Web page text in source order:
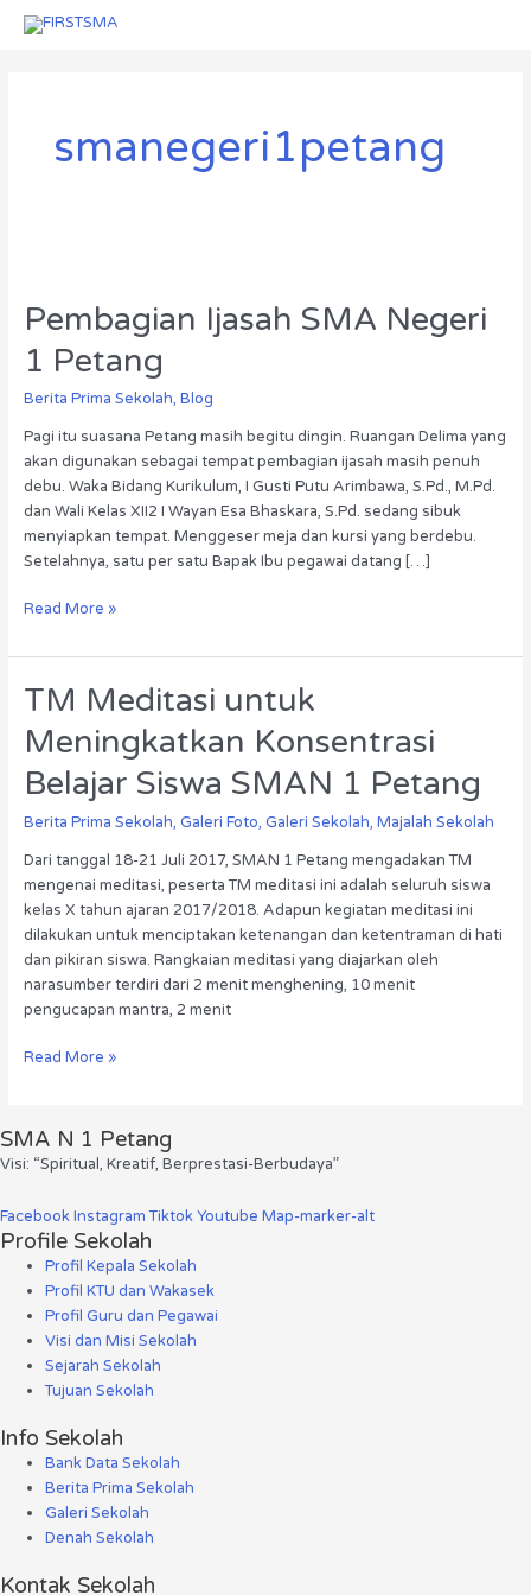
smanegeri1petang
Pembagian Ijasah SMA Negeri
1 Petang
Berita Prima Sekolah, Blog
Pagi itu suasana Petang masih begitu dingin. Ruangan Delima yang
akan digunakan sebagai tempat pembagian ijasah masih penuh
debu. Waka Bidang Kurikulum, I Gusti Putu Arimbawa, S.Pd., M.Pd.
dan Wali Kelas XII2 I Wayan Esa Bhaskara, S.Pd. sedang sibuk
menyiapkan tempat. Menggeser meja dan kursi yang berdebu.
Setelahnya, satu per satu Bapak Ibu pegawai datang […]
SMA
Negeri
1
Read More »
TM Meditasi untuk
Meningkatkan Konsentrasi
Belajar Siswa SMAN 1 Petang
Berita Prima Sekolah, Galeri Foto, Galeri Sekolah, Majalah Sekolah
Dari tanggal 18-21 Juli 2017, SMAN 1 Petang mengadakan TM
mengenai meditasi, peserta TM meditasi ini adalah seluruh siswa
kelas X tahun ajaran 2017/2018. Adapun kegiatan meditasi ini
dilakukan untuk menciptakan ketenangan dan ketentraman di hati
dan pikiran siswa. Rangkaian meditasi yang diajarkan oleh
narasumber terdiri dari 2 menit menghening, 10 menit
pengucapan mantra, 2 menit
TM
Meditasi
untuk
Meningkatkan
Konsentrasi
Belajar
SMAN
1
Petang
Read More »
SMA N 1 Petang
Visi: “Spiritual, Kreatif, Berprestasi-Berbudaya”
FacebookInstagram TiktokYoutube Map-marker-alt
Profile Sekolah
Profil Kepala Sekolah
Profil KTU dan Wakasek
Profil Guru dan Pegawai
Visi dan Misi Sekolah
Sejarah Sekolah
Tujuan Sekolah
Info Sekolah
Bank Data Sekolah
Berita Prima Sekolah
Galeri Sekolah
Denah Sekolah
Kontak Sekolah